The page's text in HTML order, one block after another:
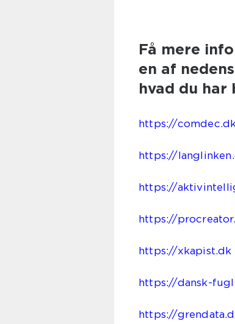
Få mere
en af
hvad du har
https://
https://
https://
https://
https://xkapist.dk
https://dansk-
https://